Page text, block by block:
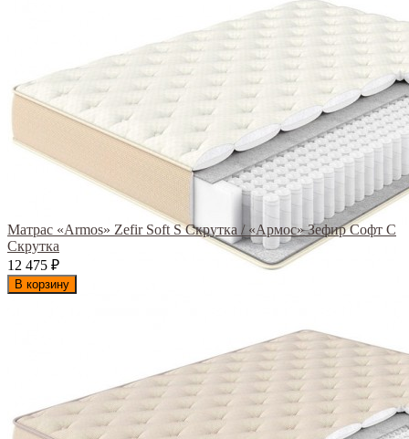
Матрас «Armos» Zefir Soft S Скрутка / «Армос» Зефир Софт С
Скрутка
12 475 ₽
В корзину